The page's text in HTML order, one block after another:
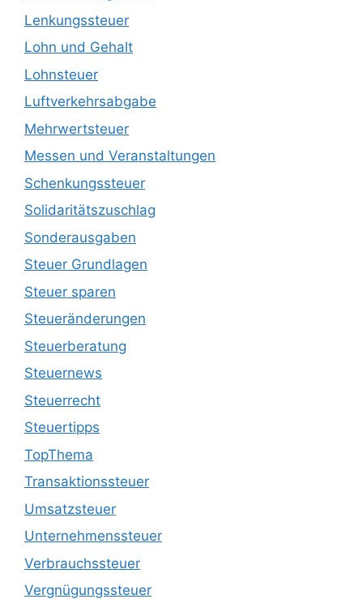
Lenkungssteuer
Lohn und Gehalt
Lohnsteuer
Luftverkehrsabgabe
Mehrwertsteuer
Messen und Veranstaltungen
Schenkungssteuer
Solidaritätszuschlag
Sonderausgaben
Steuer Grundlagen
Steuer sparen
Steueränderungen
Steuerberatung
Steuernews
Steuerrecht
Steuertipps
TopThema
Transaktionssteuer
Umsatzsteuer
Unternehmenssteuer
Verbrauchssteuer
Vergnügungssteuer